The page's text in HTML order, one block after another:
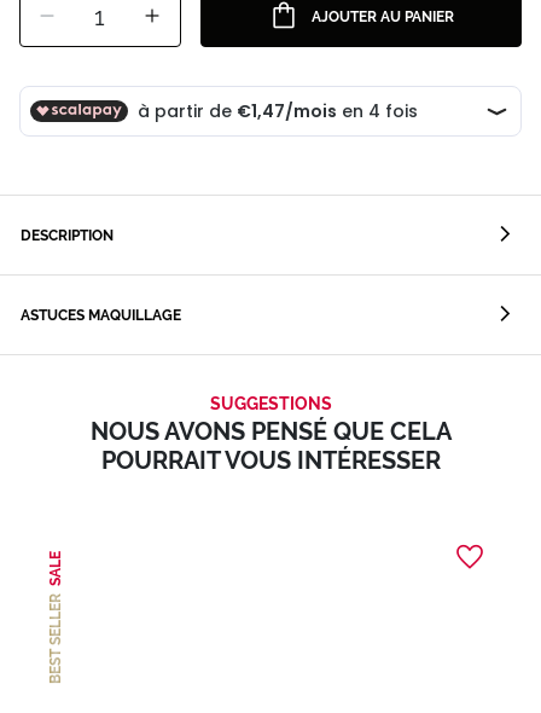
1 AJOUTER AU PANIER
DESCRIPTION
ASTUCES MAQUILLAGE
SUGGESTIONS
NOUS AVONS PENSÉ QUE CELA
POURRAIT VOUS INTÉRESSER
BEST SELLER
SALE